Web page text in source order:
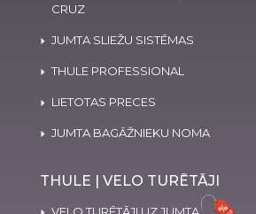
CRUZ
JUMTA SLIEŽU SISTĒMAS
THULE PROFESSIONAL
LIETOTAS PRECES
JUMTA BAGĀŽNIEKU NOMA
THULE | VELO TURĒTĀJI